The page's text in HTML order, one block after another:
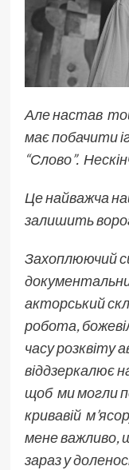
Але настав той
має побачити
“Слово”.
Це найважча
залишить
Захоплюючий
акторський
робота,
часу розквіту
віддзеркалює
щоб ми могли
кривавій
мене важливо,
зараз у